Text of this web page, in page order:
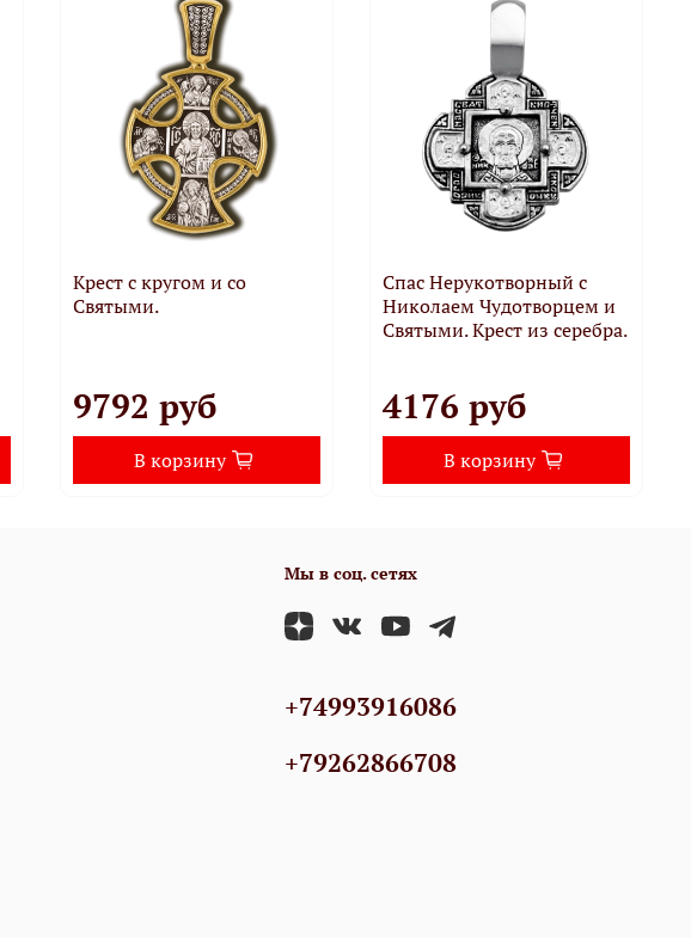
Крест с кругом и со
Святыми.
9792 руб
В корзину
Спас Нерукотворный с
Николаем Чудотворцем и
Святыми. Крест из серебра.
4176 руб
В корзину
Мы в соц. сетях
+74993916086
+79262866708